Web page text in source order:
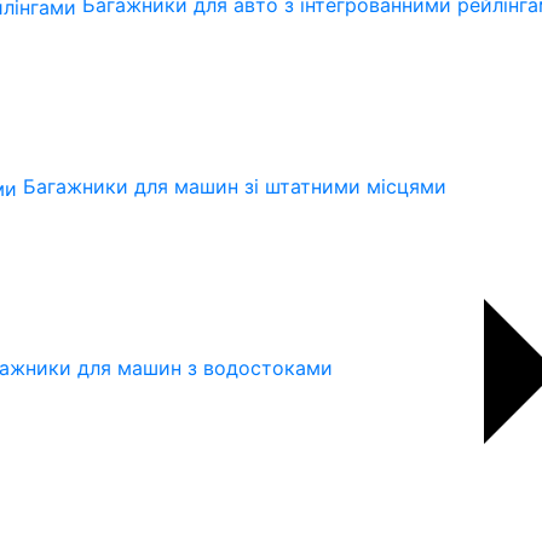
Багажники для авто з інтегрованними
Багажники для машин зі штатними місцями
для машин з водостоками